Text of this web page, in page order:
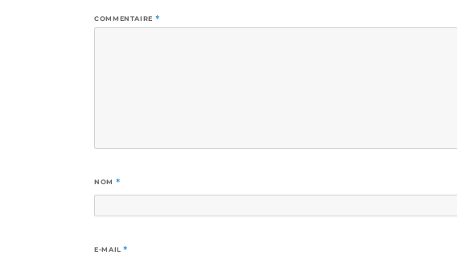
COMMENTAIRE *
NOM *
E-MAIL*